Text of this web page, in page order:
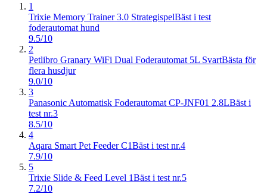
1
Trixie Memory Trainer 3.0 StrategispelBäst i test
foderautomat hund
9.5/10
2
Petlibro Granary WiFi Dual Foderautomat 5L SvartBästa för
flera husdjur
9.0/10
3
Panasonic Automatisk Foderautomat CP-JNF01 2.8LBäst i
test nr.3
8.5/10
4
Aqara Smart Pet Feeder C1Bäst i test nr.4
7.9/10
5
Trixie Slide & Feed Level 1Bäst i test nr.5
7.2/10